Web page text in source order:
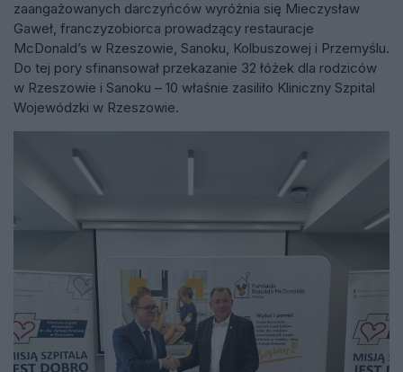
zaangażowanych darczyńców wyróżnia się Mieczysław
Gaweł, franczyzobiorca prowadzący restauracje
McDonald’s w Rzeszowie, Sanoku, Kolbuszowej i Przemyślu.
Do tej pory sfinansował przekazanie 32 łóżek dla rodziców
w Rzeszowie i Sanoku – 10 właśnie zasiliło Kliniczny Szpital
Wojewódzki w Rzeszowie.